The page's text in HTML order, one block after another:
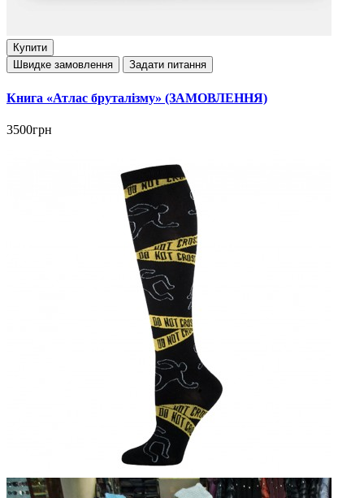
Купити
Швидке замовлення
Задати питання
Книга «Атлас бруталізму» (ЗАМОВЛЕННЯ)
3500грн